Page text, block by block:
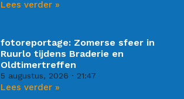
Lees verder »
fotoreportage: Zomerse sfeer in
Ruurlo tijdens Braderie en
Oldtimertreffen
5 augustus, 2026 21:47
Lees verder »